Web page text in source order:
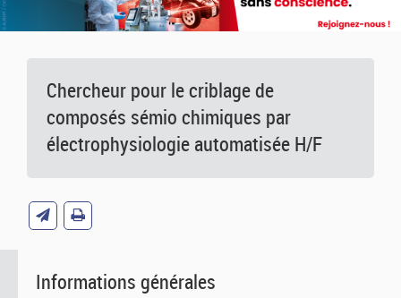
Chercheur pour le criblage de
composés sémio chimiques par
électrophysiologie automatisée H/F
Informations générales